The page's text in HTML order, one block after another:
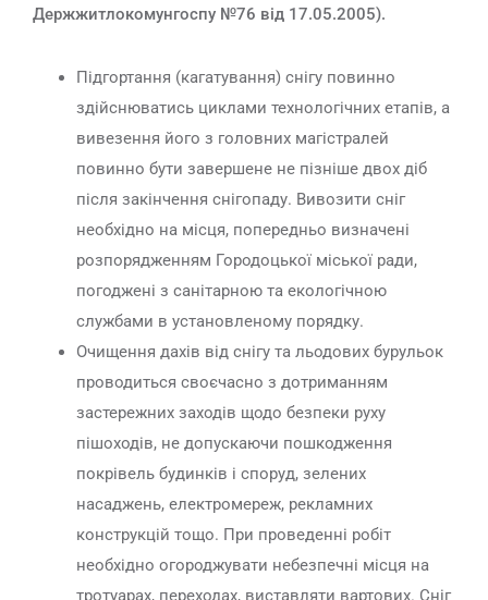
Держжитлокомунгоспу №76 від 17.05.2005).
Підгортання (кагатування) снігу повинно
здійснюватись циклами технологічних етапів, а
вивезення його з головних магістралей
повинно бути завершене не пізніше двох діб
після закінчення снігопаду. Вивозити сніг
необхідно на місця, попередньо визначені
розпорядженням Городоцької міської ради,
погоджені з санітарною та екологічною
службами в установленому порядку.
Очищення дахів від снігу та льодових бурульок
проводиться своєчасно з дотриманням
застережних заходів щодо безпеки руху
пішоходів, не допускаючи пошкодження
покрівель будинків і споруд, зелених
насаджень, електромереж, рекламних
конструкцій тощо. При проведенні робіт
необхідно огороджувати небезпечні місця на
тротуарах, переходах, виставляти вартових. Сніг